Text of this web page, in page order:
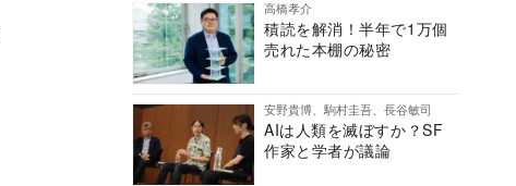
高橋孝介
積読を解消！半年で1万個
売れた本棚の秘密
安野貴博、駒村圭吾、長谷敏司
AIは人類を滅ぼすか？SF
作家と学者が議論